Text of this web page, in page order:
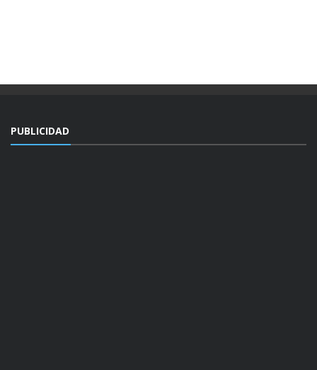
PUBLICIDAD